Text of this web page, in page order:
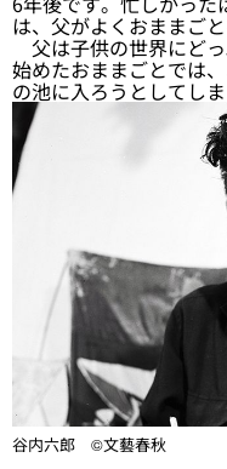
は、父がよくおままご
父は子供の世界にど
始めたおままごとでは
の池に入ろうとしてし
谷内六郎 ©文藝春秋